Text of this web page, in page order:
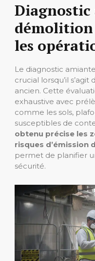
les
Le diagnostic
crucial lorsqu’il
ancien. Cette
exhaustive avec
comme les sols,
susceptibles de
obtenu précise les
risques d’émission
permet de planifier
sécurité.